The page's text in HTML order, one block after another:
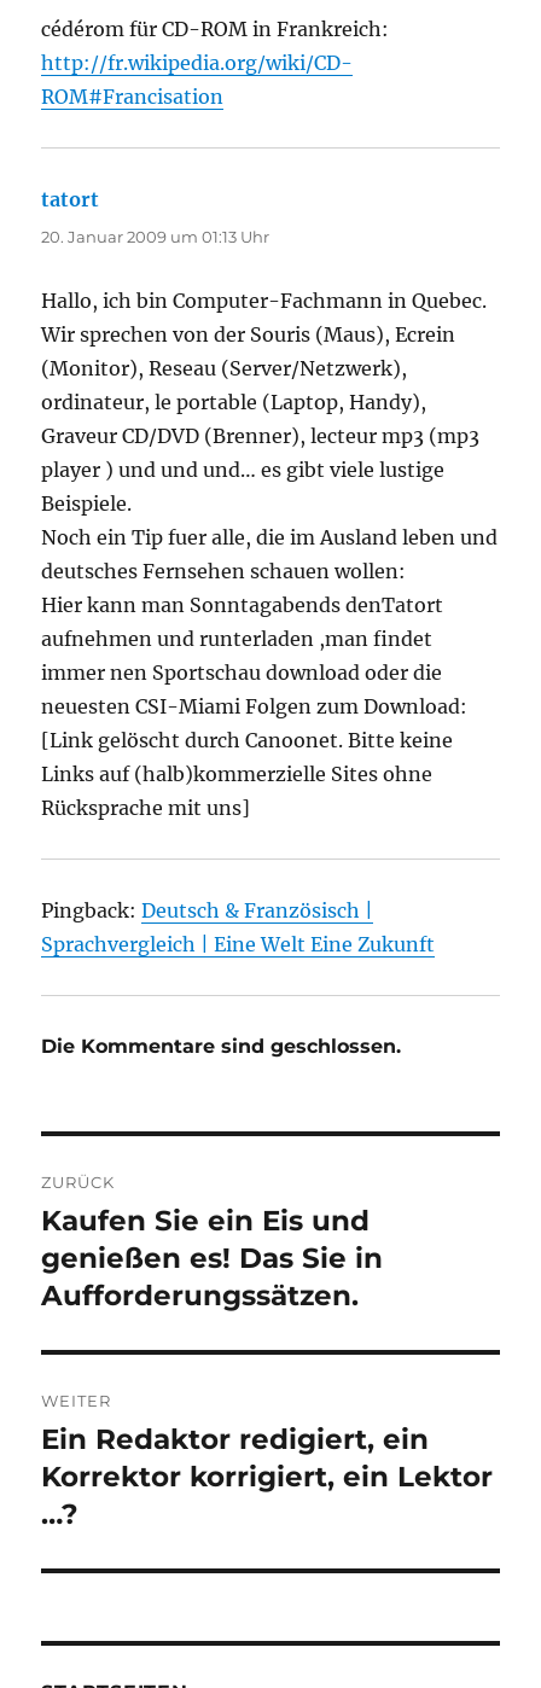
cédérom für CD-ROM in Frankreich:
http://fr.wikipedia.org/wiki/CD-
ROM#Francisation
tatort
20. Januar 2009 um 01:13 Uhr
Hallo, ich bin Computer-Fachmann in Quebec.
Wir sprechen von der Souris (Maus), Ecrein
(Monitor), Reseau (Server/Netzwerk),
ordinateur, le portable (Laptop, Handy),
Graveur CD/DVD (Brenner), lecteur mp3 (mp3
player ) und und und… es gibt viele lustige
Beispiele.
Noch ein Tip fuer alle, die im Ausland leben und
deutsches Fernsehen schauen wollen:
Hier kann man Sonntagabends denTatort
aufnehmen und runterladen ,man findet
immer nen Sportschau download oder die
neuesten CSI-Miami Folgen zum Download:
[Link gelöscht durch Canoonet. Bitte keine
Links auf (halb)kommerzielle Sites ohne
Rücksprache mit uns]
Pingback:Deutsch & Französisch |
Sprachvergleich | Eine Welt Eine Zukunft
Die Kommentare sind geschlossen.
ZURÜCK
Vorheriger
Beitrag:
Kaufen Sie ein Eis und
genießen es! Das Sie in
Aufforderungssätzen.
WEITER
Nächster
Beitrag:
Ein Redaktor redigiert, ein
Korrektor korrigiert, ein Lektor
…?